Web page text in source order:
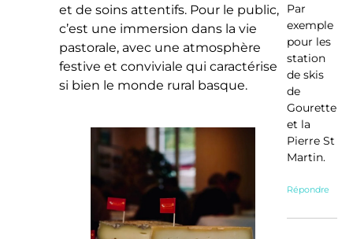
et de soins attentifs. Pour le public,
c’est une immersion dans la vie
pastorale, avec une atmosphère
festive et conviviale qui caractérise
si bien le monde rural basque.
Par
exemple
pour les
station
de skis
de
Gourette
et la
Pierre St
Martin.
Répondre